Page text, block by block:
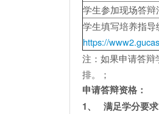
学生参加现场答辩
学生填写培养指导
https://
注：如果申请答辩
排。；
申请答辩资格：
1、 满足学分要求